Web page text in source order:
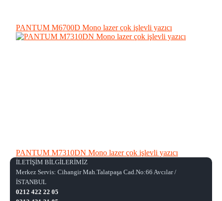
PANTUM M6700D Mono lazer çok işlevli yazıcı
PANTUM M7310DN Mono lazer çok işlevli yazıcı
İLETİŞİM BİLGİLERİMİZ
Merkez Servis: Cihangir Mah.Talatpaşa Cad.No:66 Avcılar /
İSTANBUL
0212 422 22 05